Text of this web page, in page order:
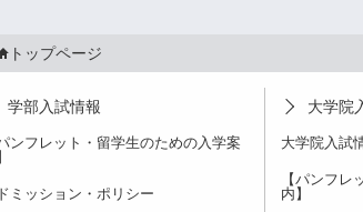
トップページ
学部入試情報
パンフレット・留学生のための入学案
ミッション・ポリシー
大学院
大学院入試
【パンフ
内】